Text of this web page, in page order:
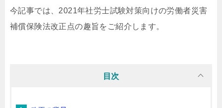
今記事では、2021年社労士試験対策向けの労働者災害
補償保険法改正点の趣旨をご紹介します。
目次